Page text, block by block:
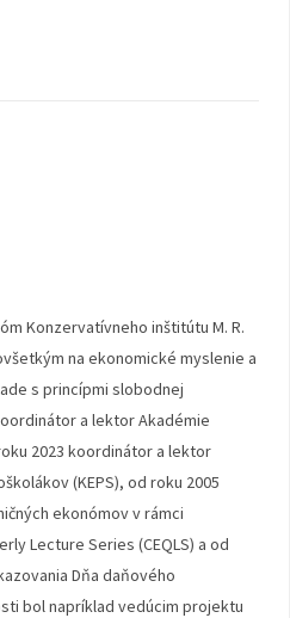
Konzervatívneho inštitútu M. R.
na ekonomické myslenie a
s princípmi slobodnej
a lektor Akadémie
2023 koordinátor a lektor
(KEPS), od roku 2005
ekonómov v rámci
Lecture Series (CEQLS) a od
Dňa daňového
bol napríklad vedúcim projektu